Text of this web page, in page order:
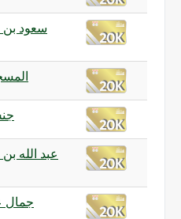
سعود بن
عبد الله بن
جمال